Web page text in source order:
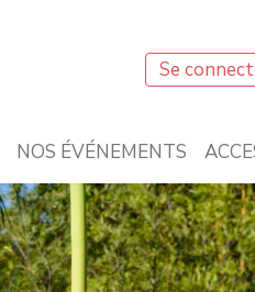
Se
NOS ÉVÉNEMENTS